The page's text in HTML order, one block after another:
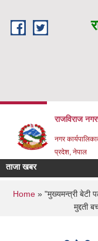
राजविराज
नगर
प्रदेश, नेपाल
ताजा खबर
You are
Home» "मुख्यमन्त्री बेटी
मुद्दती